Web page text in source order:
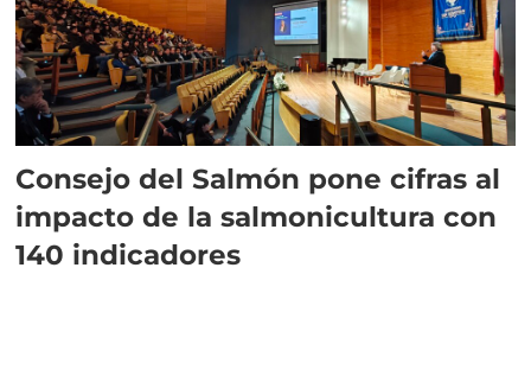
Consejo del Salmón pone cifras al
impacto de la salmonicultura con
140 indicadores